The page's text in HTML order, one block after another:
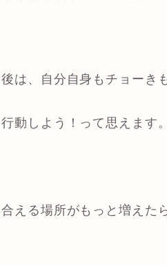
は、自分自身もチョーき
動しよう！って思えます。
える場所がもっと増えた